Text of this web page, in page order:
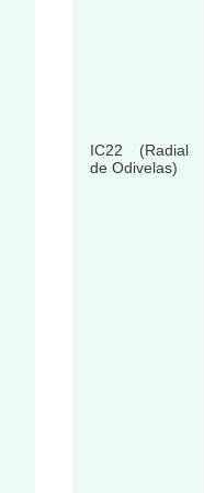
IC22 (Radial
de Odivelas)